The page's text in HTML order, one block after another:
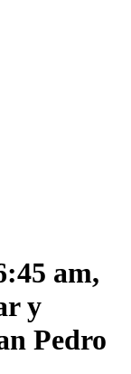
am,
y
Pedro